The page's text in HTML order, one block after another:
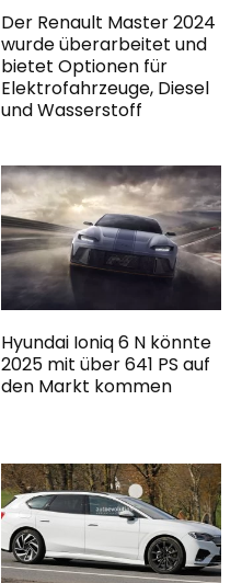
Der Renault Master 2024
wurde überarbeitet und
bietet Optionen für
Elektrofahrzeuge, Diesel
und Wasserstoff
Hyundai Ioniq 6 N könnte
2025 mit über 641 PS auf
den Markt kommen